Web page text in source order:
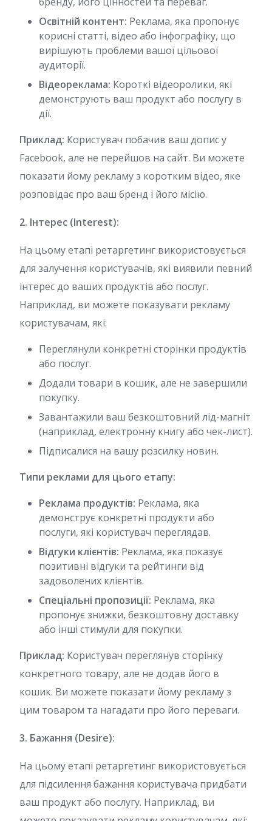
Освітній контент: Реклама, яка пропонує
корисні статті, відео або інфографіку, що
вирішують проблеми вашої цільової
аудиторії.
Відеореклама: Короткі відеоролики, які
демонструють ваш продукт або послугу в
дії.
Приклад: Користувач побачив ваш допис у
Facebook, але не перейшов на сайт. Ви можете
показати йому рекламу з коротким відео, яке
розповідає про ваш бренд і його місію.
2. Інтерес (Interest):
На цьому етапі ретаргетинг використовується
для залучення користувачів, які виявили певний
інтерес до ваших продуктів або послуг.
Наприклад, ви можете показувати рекламу
користувачам, які:
Переглянули конкретні сторінки продуктів
або послуг.
Додали товари в кошик, але не завершили
покупку.
Завантажили ваш безкоштовний лід-магніт
(наприклад, електронну книгу або чек-лист).
Підписалися на вашу розсилку новин.
Типи реклами для цього етапу:
Реклама продуктів: Реклама, яка
демонструє конкретні продукти або
послуги, які користувач переглядав.
Відгуки клієнтів: Реклама, яка показує
позитивні відгуки та рейтинги від
задоволених клієнтів.
Спеціальні пропозиції: Реклама, яка
пропонує знижки, безкоштовну доставку
або інші стимули для покупки.
Приклад: Користувач переглянув сторінку
конкретного товару, але не додав його в
кошик. Ви можете показати йому рекламу з
цим товаром та нагадати про його переваги.
3. Бажання (Desire):
На цьому етапі ретаргетинг використовується
для підсилення бажання користувача придбати
ваш продукт або послугу. Наприклад, ви